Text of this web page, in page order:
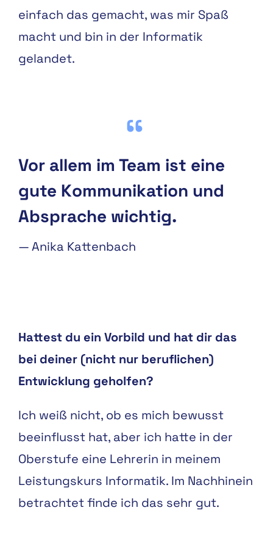
einfach das gemacht, was mir Spaß
macht und bin in der Informatik
gelandet.
Vor allem im Team ist eine
gute Kommunikation und
Absprache wichtig.
—Anika Kattenbach
Hattest du ein Vorbild und hat dir das
bei deiner (nicht nur beruflichen)
Entwicklung geholfen?
Ich weiß nicht, ob es mich bewusst
beeinflusst hat, aber ich hatte in der
Oberstufe eine Lehrerin in meinem
Leistungskurs Informatik. Im Nachhinein
betrachtet finde ich das sehr gut.